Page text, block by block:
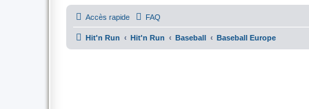
Accès rapide FAQ
Hit'n Run Hit'n Run Baseball Baseball Europe